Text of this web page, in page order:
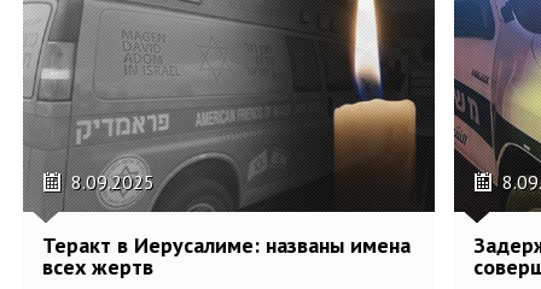
8.09.2025
Теракт в Иерусалиме: названы имена
всех жертв